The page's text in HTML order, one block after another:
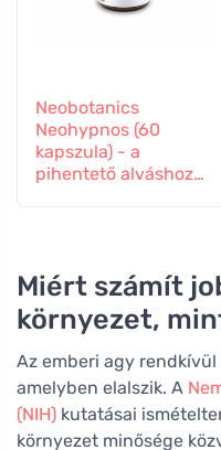
Neobotanics
Neohypnos (60
kapszula) - a
pihentető alváshoz
Miért számít
környezet,
Az emberi agy
amelyben elalszik. A
(NIH) kutatásai
környezet minősége